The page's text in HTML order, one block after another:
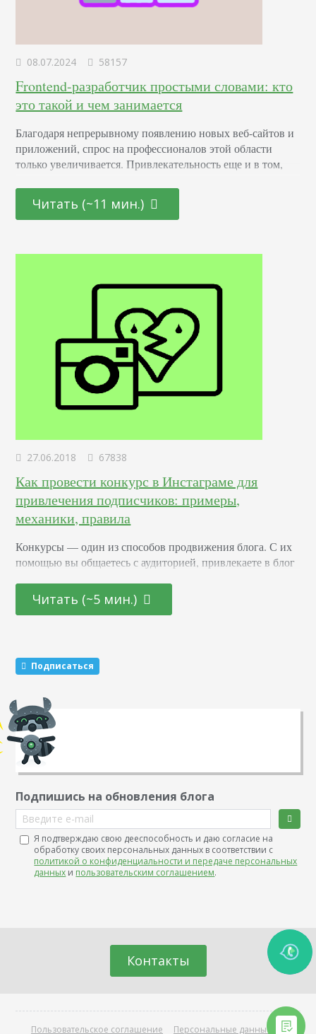
08.07.2024 58157
Frontend-разработчик простыми словами: кто
это такой и чем занимается
Благодаря непрерывному появлению новых веб-сайтов и
приложений, спрос на профессионалов этой области
только увеличивается. Привлекательность еще и в том,
специалистов, так и для тех, кто находится на стадии
переосмысления карьерного пути и готов начать все с
интерфейсов для сайтов и приложений. Он…
Читать (~11 мин.)
27.06.2018 67838
Как провести конкурс в Инстаграме для
привлечения подписчиков: примеры,
механики, правила
Конкурсы –– один из способов продвижения блога. С их
помощью вы общаетесь с аудиторией, привлекаете в блог
что вы обещаете участникам подарок за то, что они тем
или иным образом расскажут о вас другим пользователям.
механики, которые маркетологи советуют чередовать…
Читать (~5 мин.)
Подписаться
Подпишись на обновления блога
Введите e-mail
Я подтверждаю свою дееспособность и даю согласие на
обработку своих персональных данных в соответствии с
политикой о конфиденциальности и передаче персональных
данных и пользовательским соглашением.
Контакты
Пользовательское соглашение Персональные данные О